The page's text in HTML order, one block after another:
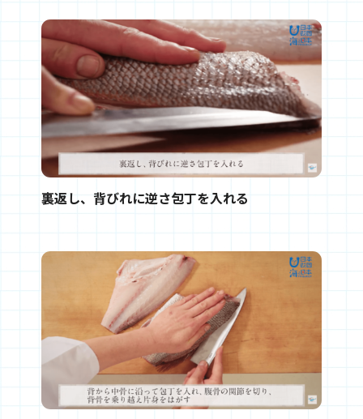
裏返し、背びれに逆さ包丁を入れる